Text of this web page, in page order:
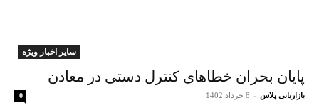
سایر اخبار ویژه
پایان بحران خطا‌های کنترل دستی در معادن
بازاریابی پلاس - 8 خرداد 1402 0